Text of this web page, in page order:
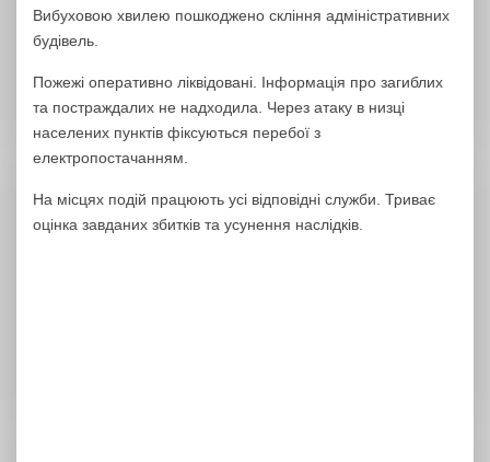
Вибуховою хвилею пошкоджено скління адміністративних
будівель.
Пожежі оперативно ліквідовані. Інформація про загиблих
та постраждалих не надходила. Через атаку в низці
населених пунктів фіксуються перебої з
електропостачанням.
На місцях подій працюють усі відповідні служби. Триває
оцінка завданих збитків та усунення наслідків.